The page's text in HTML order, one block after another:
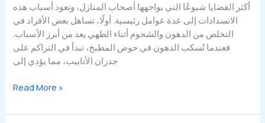
أكثر القضايا شيوعًا التي يواجهها أصحاب المنازل، وتعود أسباب هذه
الانسدادات إلى عدة عوامل رئيسية. أولًا، تساهل بعض الأفراد في
التخلص من الدهون والشحوم أثناء الطهي يعد من أبرز الأسباب.
فعندما تُسكب الدهون في حوض المطبخ، تبدأ في التراكم على
جدران الأنابيب، مما يؤدي إلى
أفضل
تسليك
Read More »